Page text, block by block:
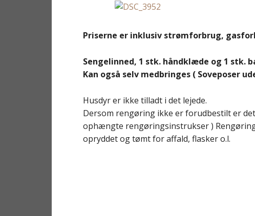
Priserne er inklusiv strømforbrug,
Sengelinned, 1 stk. håndklæde og 1 stk.
Kan også selv medbringes ( Soveposer
Husdyr er ikke tilladt i det lejede.
Dersom rengøring ikke er forudbestilt er
ophængte rengøringsinstrukser )
opryddet og tømt for affald, flasker o.l.